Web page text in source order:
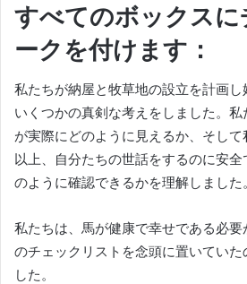
すべてのボックスに
ークを付けます：
私たちが納屋と牧草地の設立を計画
いくつかの真剣な考えをしました。 私
が実際にどのように見えるか、そし
以上、自分たちの世話をするのに安
のように確認できるかを理解しました。
私たちは、馬が健康で幸せである必
のチェックリストを念頭に置いていた
した。